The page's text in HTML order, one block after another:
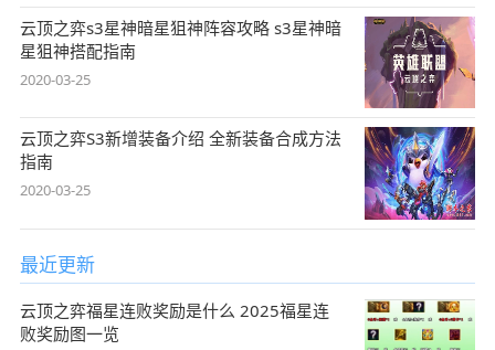
云顶之弈s3星神暗星狙神阵容攻略 s3星神暗
星狙神搭配指南
2020-03-25
云顶之弈S3新增装备介绍 全新装备合成方法
指南
2020-03-25
最近更新
云顶之弈福星连败奖励是什么 2025福星连
败奖励图一览